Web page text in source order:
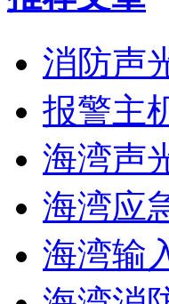
消防声
报警主
海湾声
海湾应
海湾输